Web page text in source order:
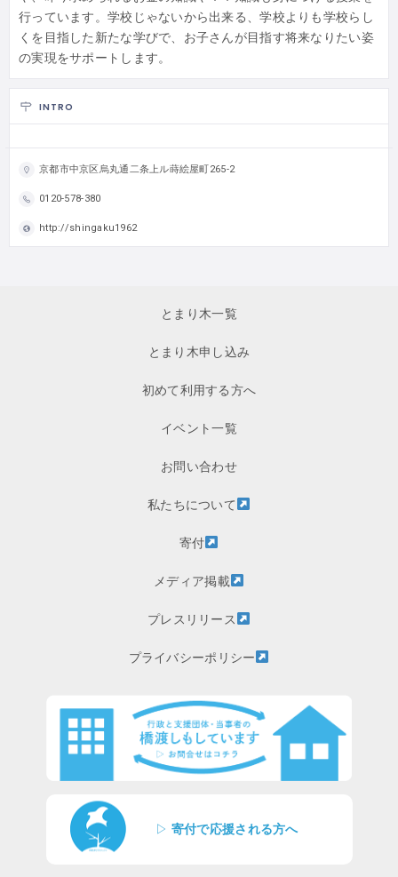
行っています。学校じゃないから出来る、学校よりも学校らし
くを目指した新たな学びで、お子さんが目指す将来なりたい姿
の実現をサポートします。
INTRO
京都市中京区烏丸通二条上ル蒔絵屋町265-2
0120-578-380
http://shingaku1962
とまり木一覧
とまり木申し込み
初めて利用する方へ
イベント一覧
お問い合わせ
私たちについて
寄付
メディア掲載
プレスリリース
プライバシーポリシー
▷ 寄付で応援される方へ